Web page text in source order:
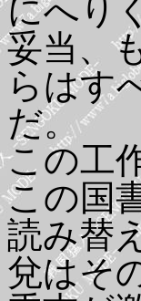
にへり
妥当、
らはす
だ。
この工
この国
読み替
兌はそ